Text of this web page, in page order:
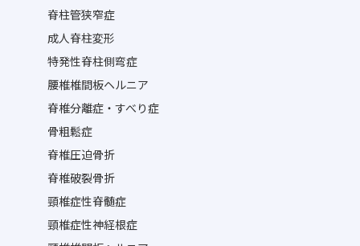
脊柱管狭窄症
成人脊柱変形
特発性脊柱側弯症
腰椎椎間板ヘルニア
脊椎分離症・すべり症
骨粗鬆症
脊椎圧迫骨折
脊椎破裂骨折
頸椎症性脊髄症
頸椎症性神経根症